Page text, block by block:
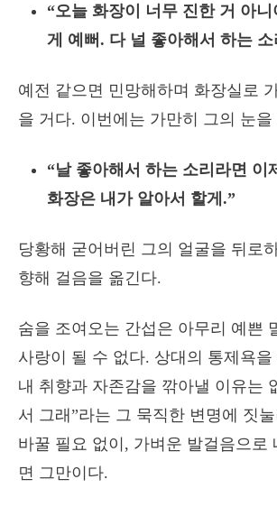
“오늘 화장이 너무 진한 거 아
게 예뻐. 다 널 좋아해서 하는 소
예전 같으면 민망해하며 화장실로
을 거다. 이번에는 가만히 그의 눈을
“날 좋아해서 하는 소리라면 이
화장은 내가 알아서 할게.”
당황해 굳어버린 그의 얼굴을 뒤로
향해 걸음을 옮긴다.
숨을 조여오는 간섭은 아무리 예쁜
사랑이 될 수 없다. 상대의 통제욕을
내 취향과 자존감을 깎아낼 이유는
서 그래”라는 그 묵직한 변명에 짓
바꿀 필요 없이, 가벼운 발걸음으로
면 그만이다.